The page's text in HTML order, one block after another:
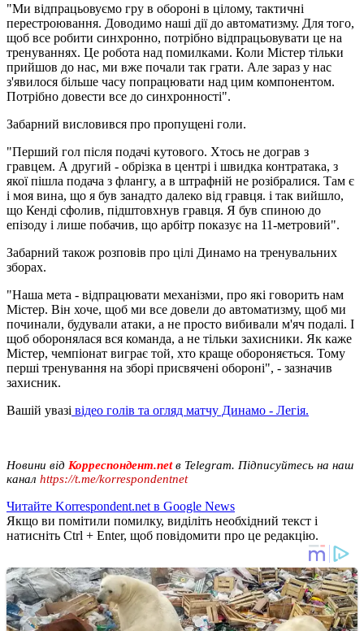
"Ми відпрацьовуємо гру в обороні в цілому, тактичні
перестроювання. Доводимо наші дії до автоматизму. Для того,
щоб все робити синхронно, потрібно відпрацьовувати це на
тренуваннях. Це робота над помилками. Коли Містер тільки
прийшов до нас, ми вже почали так грати. Але зараз у нас
з'явилося більше часу попрацювати над цим компонентом.
Потрібно довести все до синхронності".
Забарний висловився про пропущені голи.
"Перший гол після подачі кутового. Хтось не дограв з
гравцем. А другий - обрізка в центрі і швидка контратака, з
якої пішла подача з флангу, а в штрафній не розібралися. Там є
і моя вина, що я був занадто далеко від гравця. і так вийшло,
що Кенді сфолив, підштовхнув гравця. Я був спиною до
епізоду і лише побачив, що арбітр показує на 11-метровий".
Забарний також розповів про цілі Динамо на тренувальних
зборах.
"Наша мета - відпрацювати механізми, про які говорить нам
Містер. Він хоче, щоб ми все довели до автоматизму, щоб ми
починали, будували атаки, а не просто вибивали м'яч подалі. І
щоб оборонялася вся команда, а не тільки захисники. Як каже
Містер, чемпіонат виграє той, хто краще обороняється. Тому
перші тренування на зборі присвячені обороні", - зазначив
захисник.
Вашій увазі відео голів та огляд матчу Динамо - Легія.
Новини від Корреспондент.netв Telegram. Підписуйтесь на наш
канал https://t.me/korrespondentnet
Читайте Korrespondent.net в Google News
Якщо ви помітили помилку, виділіть необхідний текст і
натисніть Ctrl + Enter, щоб повідомити про це редакцію.